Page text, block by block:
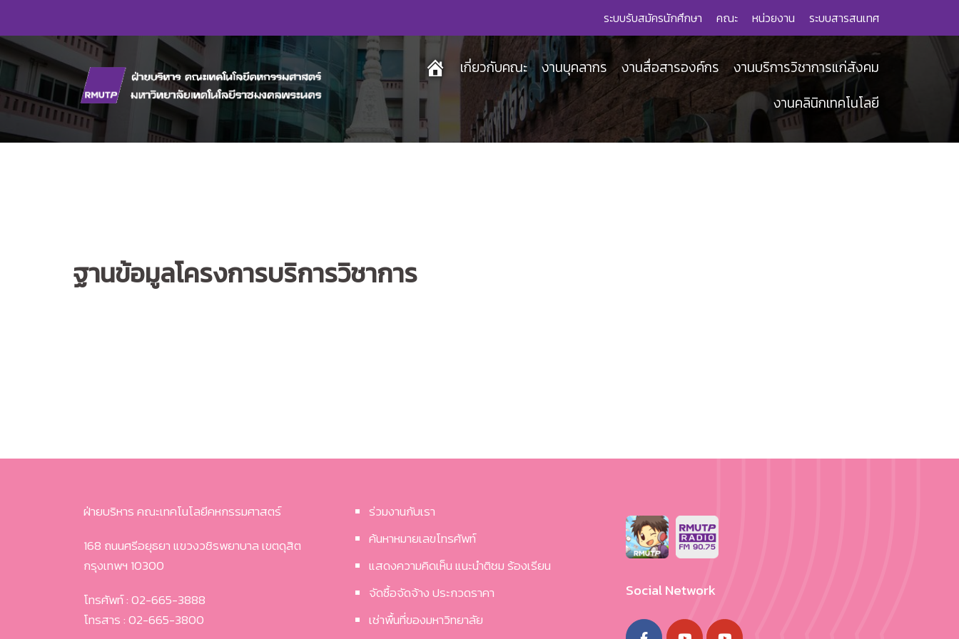
content
ระบบรับสมัครนักศึกษา คณะ หน่วยงาน ระบบสารสนเทศ
เกี่ยวกับคณะ งานบุคลากร งานสื่อสารองค์กร
งานบริการวิชาการแก่สังคม
งานคลินิกเทคโนโลยี
ฐานข้อมูลโครงการบริการวิชาการ
ฝ่ายบริหาร คณะเทคโนโลยีคหกรรมศาสตร์
168 ถนนศรีอยุธยา แขวงวชิรพยาบาล เขตดุสิต
กรุงเทพฯ 10300
โทรศัพท์ : 02-665-3888
โทรสาร : 02-665-3800
ร่วมงานกับเรา
ค้นหาหมายเลขโทรศัพท์
แสดงความคิดเห็น แนะนำติชม ร้องเรียน
จัดซื้อจัดจ้าง ประกวดราคา
เช่าพื้นที่ของมหาวิทยาลัย
Social Network